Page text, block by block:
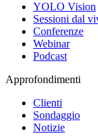
YOLO Vision
Sessioni dal
Conferenze
Webinar
Podcast
Approfondimenti
Clienti
Sondaggio
Notizie